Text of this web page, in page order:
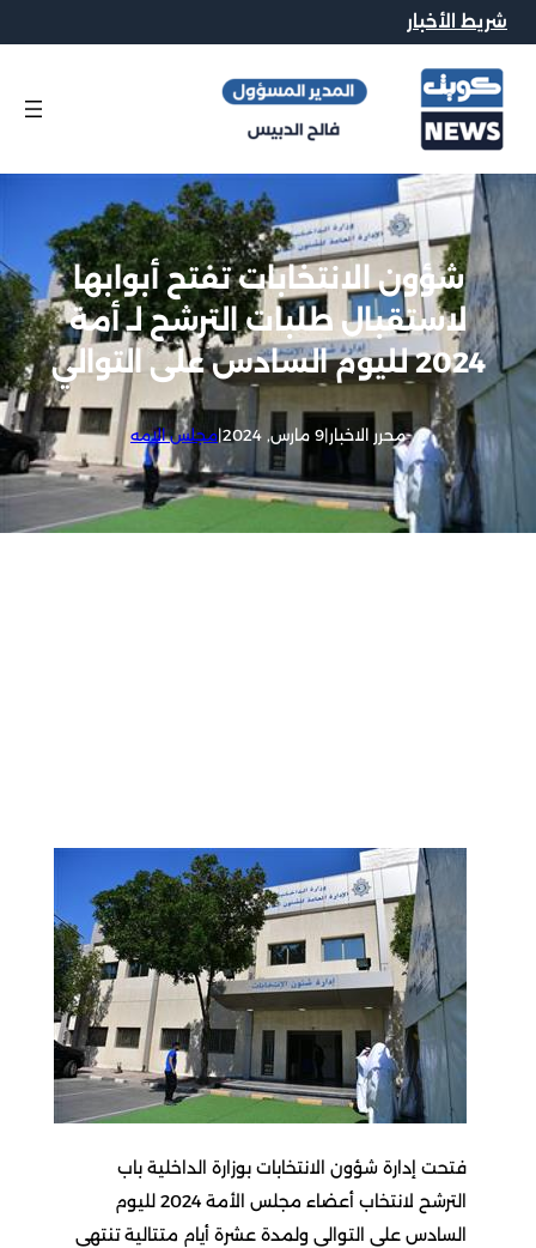
شريط الأخبار
شؤون الانتخابات تفتح أبوابها
لاستقبال طلبات الترشح لـ أمة
2024 لليوم السادس على التوالي
محرر الاخبار|9 مارس, 2024 |مجلس الامه
فتحت إدارة شؤون الانتخابات بوزارة الداخلية باب
الترشح لانتخاب أعضاء مجلس الأمة 2024 لليوم
السادس على التوالي ولمدة عشرة أيام متتالية تنتهي